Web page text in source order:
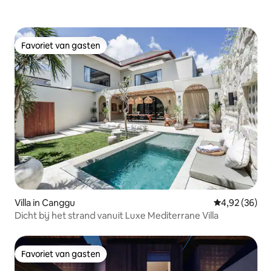
Favoriet van gasten
Favoriet van gasten
Villa in Canggu Gemiddelde
4,92 (36)
Dicht bij het strand vanuit Luxe Mediterrane Villa
Favoriet van gasten
Favoriet van gasten